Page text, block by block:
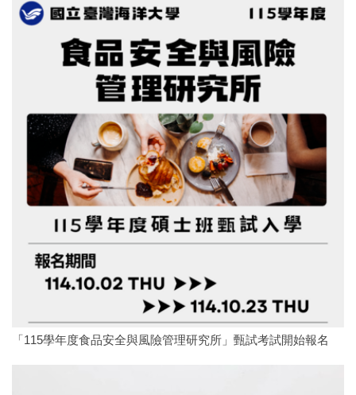
「115學年度食品安全與風險管理研究所」甄試考試開始報名